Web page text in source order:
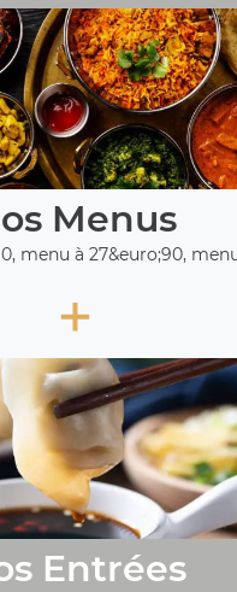
Menus
menu à 27&euro;90,
+
Entrées